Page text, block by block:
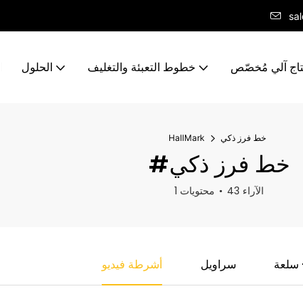
الحلول خطوط التعبئة والتغليف آلي مُخصّص
HallMark خط فرز ذكي
#خط فرز ذكي
1 محتويات 43 الآراء
أشرطة فيديو سراويل سلعة